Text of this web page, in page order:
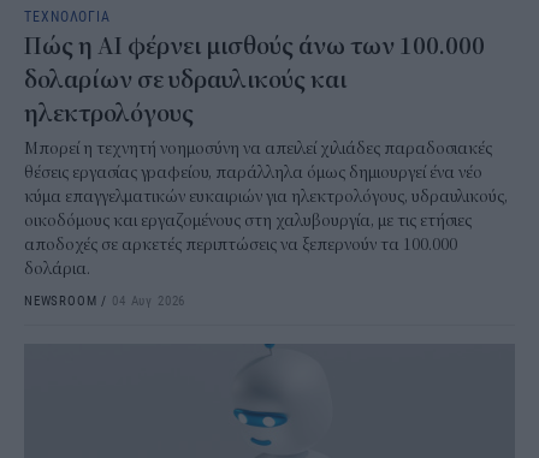
ΤΕΧΝΟΛΟΓΙΑ
Πώς η AI φέρνει μισθούς άνω των 100.000
δολαρίων σε υδραυλικούς και
ηλεκτρολόγους
Μπορεί η τεχνητή νοημοσύνη να απειλεί χιλιάδες παραδοσιακές
θέσεις εργασίας γραφείου, παράλληλα όμως δημιουργεί ένα νέο
κύμα επαγγελματικών ευκαιριών για ηλεκτρολόγους, υδραυλικούς,
οικοδόμους και εργαζομένους στη χαλυβουργία, με τις ετήσιες
αποδοχές σε αρκετές περιπτώσεις να ξεπερνούν τα 100.000
δολάρια.
NEWSROOM / 04 Αυγ 2026